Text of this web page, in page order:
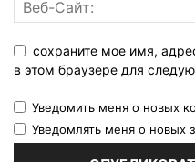
сохраните мое имя,
в этом браузере для
Уведомить меня о новых
Уведомлять меня о новых